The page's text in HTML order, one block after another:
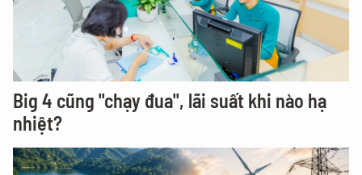
Big 4 cũng "chạy đua", lãi suất khi nào hạ
nhiệt?